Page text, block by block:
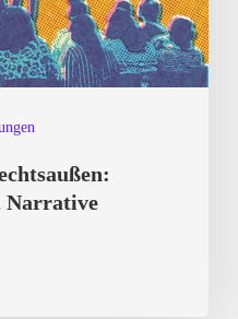
Narrative